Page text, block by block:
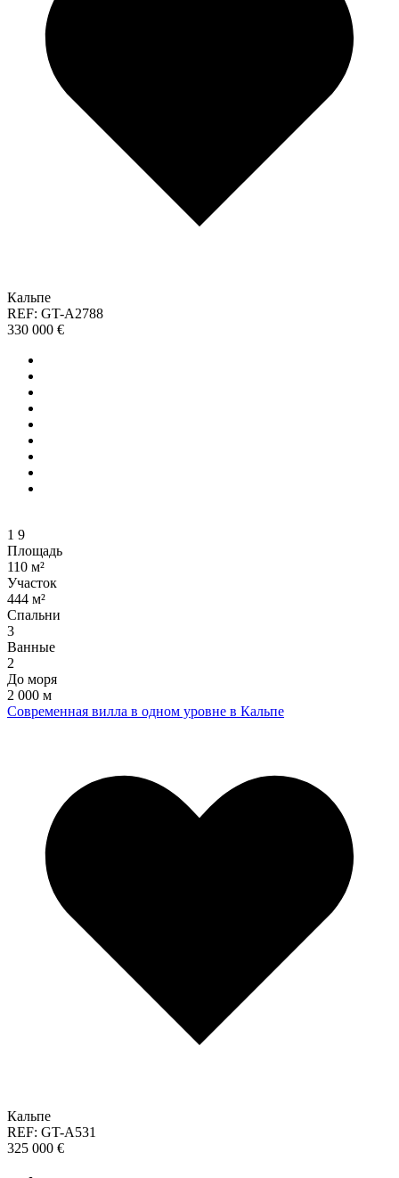
Кальпе
REF: GT-A2788
330 000 €
1 9
Площадь
110 м²
Участок
444 м²
Спальни
3
Ванные
2
До моря
2 000 м
Современная вилла в одном уровне в Кальпе
Кальпе
REF: GT-A531
325 000 €